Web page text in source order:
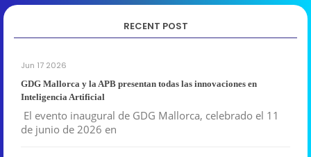
RECENT POST
Jun 17 2026
GDG Mallorca y la APB presentan todas las innovaciones en
Inteligencia Artificial
El evento inaugural de GDG Mallorca, celebrado el 11
de junio de 2026 en